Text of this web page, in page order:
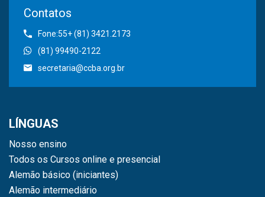
Contatos
Fone:55+ (81) 3421.2173
(81) 99490-2122
secretaria@ccba.org.br
LÍNGUAS
Nosso ensino
Todos os Cursos online e presencial
Alemão básico (iniciantes)
Alemão intermediário